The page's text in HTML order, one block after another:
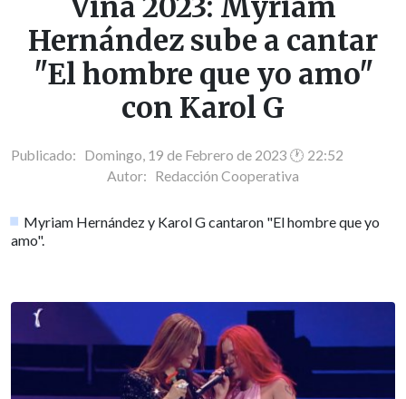
Viña 2023: Myriam
Hernández sube a cantar
"El hombre que yo amo"
con Karol G
Publicado: Domingo, 19 de Febrero de 2023 🕐 22:52
Autor: Redacción Cooperativa
Myriam Hernández y Karol G cantaron "El hombre que yo
amo".